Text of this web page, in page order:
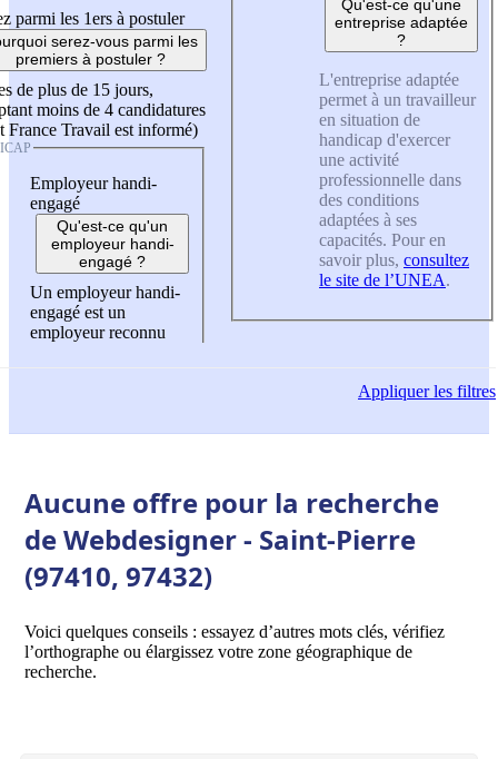
parmi les 1ers à postuler
serez-vous parmi les
premiers à postuler ?
de plus de 15 jours,
moins de 4 candidatures
France Travail est informé)
Employeur handi-
engagé
Qu'est-ce qu'un
employeur handi-
engagé ?
Un employeur handi-
engagé est un
employeur reconnu
Qu'est-ce qu'une
entreprise adaptée
?
L'entreprise adaptée
permet à un travailleur
en situation de
handicap d'exercer
une activité
professionnelle dans
des conditions
adaptées à ses
capacités. Pour en
savoir plus, consultez
le site de l’UNEA.
Appliquerles filtres
Aucune offre pour la recherche
de Webdesigner - Saint-Pierre
(97410, 97432)
Voici quelques conseils : essayez d’autres mots clés, vérifiez
l’orthographe ou élargissez votre zone géographique de
recherche.